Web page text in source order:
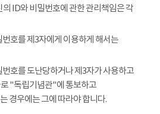
ID와 비밀번호에 관한 관리책임은 각
호를 제3자에게 이용하게 해서는
호를 도난당하거나 제3자가 사용하고
"독립기념관"에 통보하고
경우에는 그에 따라야 합니다.